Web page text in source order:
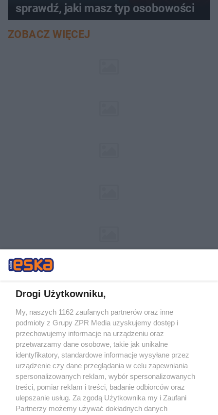
sprawdź, jaki masz typ osobowości
ZOBACZ WIĘCEJ
Żaden utwór zamieszczony w serwisie nie może być powielany i
rozpowszechniany lub dalej rozpowszechniany w jakikolwiek sposób (w
tym także elektroniczny lub mechaniczny) na jakimkolwiek polu
eksploatacji w jakiejkolwiek formie, włącznie z umieszczaniem w
Internecie bez pisemnej zgody właściciela praw. Jakiekolwiek użycie lub
wykorzystanie utworów w całości lub w części z naruszeniem prawa,
tzn. bez właściwej zgody, jest zabronione pod groźbą kary i może być
ścigane prawnie.
Drogi Użytkowniku,
My, naszych 1162 zaufanych partnerów oraz inne
podmioty z Grupy ZPR Media uzyskujemy dostęp i
przechowujemy informacje na urządzeniu oraz
przetwarzamy dane osobowe, takie jak unikalne
identyfikatory, standardowe informacje wysyłane przez
urządzenie czy dane przeglądania w celu zapewniania
spersonalizowanych reklam, wybór spersonalizowanych
treści, pomiar reklam i treści, badanie odbiorców oraz
ulepszanie usług. Za zgodą Użytkownika my i Zaufani
Partnerzy możemy używać dokładnych danych